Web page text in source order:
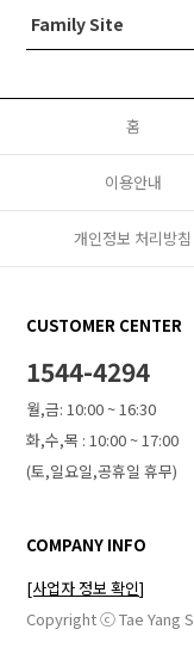
홈
이용안내
개인정보 처리방침
CUSTOMER CENTER
1544-4294
월,금: 10:00 ~ 16:30
화,수,목 : 10:00 ~ 17:00
(토,일요일,공휴일 휴무)
COMPANY INFO
[사업자 정보 확인]
Copyright ⓒ Tae Yang